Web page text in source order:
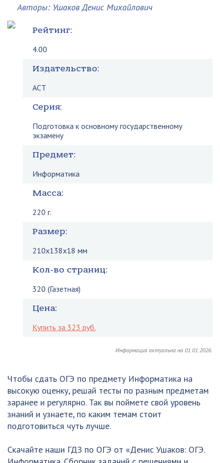
Авторы: Ушаков Денис Михайлович
Рейтинг:
4.00
Издательство:
АСТ
Серия:
Подготовка к основному государственному
экзамену
Предмет:
Информатика
Масса:
220 г.
Размер:
210x138x18 мм
Кол-во страниц:
320 (Газетная)
Цена:
Купить за 323 руб.
Информация актуальна на 01.01.2026.
Чтобы сдать ОГЭ по предмету Информатика на
высокую оценку, решай тесты по разным предметам
заранее и регулярно. Так вы поймете свой уровень
знаний и узнаете, по каким темам стоит
подготовиться чуть лучше.
Скачайте наши ГДЗ по ОГЭ от «Денис Ушаков: ОГЭ.